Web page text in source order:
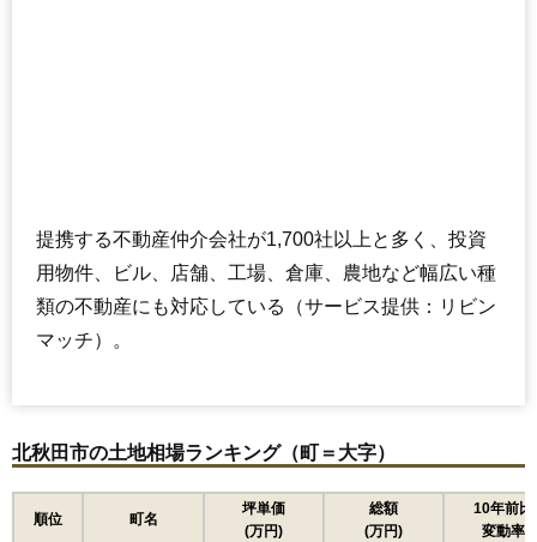
提携する不動産仲介会社が1,700社以上と多く、投資
用物件、ビル、店舗、工場、倉庫、農地など幅広い種
類の不動産にも対応している（サービス提供：リビン
マッチ）。
北秋田市の土地相場ランキング（町＝大字）
順位 町名
坪単価
(万円)
総額
(万円)
10年前比
変動率